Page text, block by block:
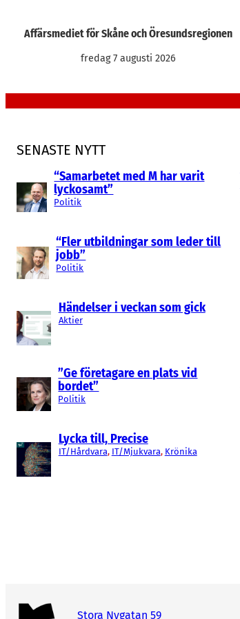
Affärsmediet för Skåne och Öresundsregionen
fredag 7 augusti 2026
SENASTE NYTT
“Samarbetet med M har varit
lyckosamt”
Politik
“Fler utbildningar som leder till
jobb”
Politik
Händelser i veckan som gick
Aktier
”Ge företagare en plats vid
bordet”
Politik
Lycka till, Precise
IT/Hårdvara, IT/Mjukvara, Krönika
Stora Nygatan 59